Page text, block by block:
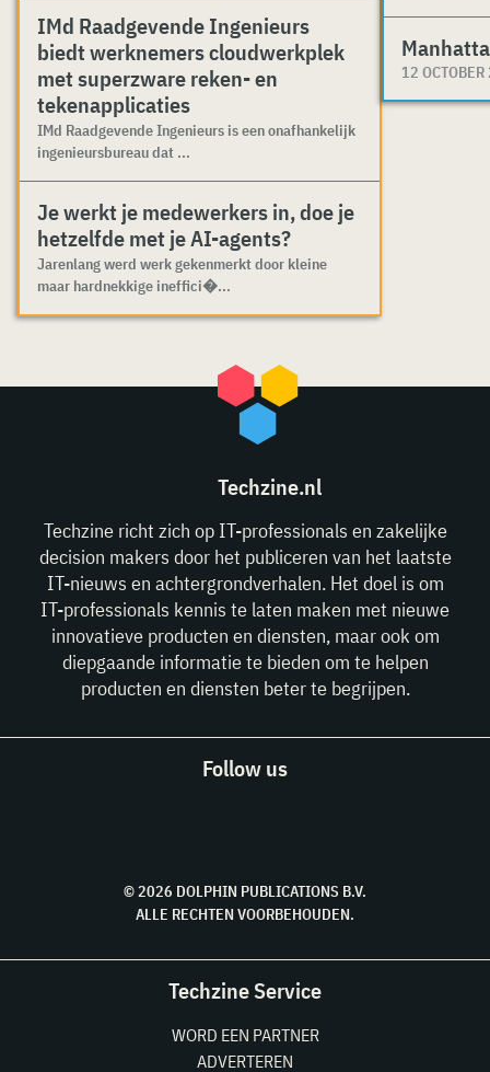
IMd Raadgevende Ingenieurs
biedt werknemers cloudwerkplek
met superzware reken- en
tekenapplicaties
IMd Raadgevende Ingenieurs is een onafhankelijk
ingenieursbureau dat ...
Je werkt je medewerkers in, doe je
hetzelfde met je AI-agents?
Jarenlang werd werk gekenmerkt door kleine
maar hardnekkige ineffici�...
12
Techzine.nl
Techzine richt zich op IT-professionals en zakelijke
decision makers door het publiceren van het laatste
IT-nieuws en achtergrondverhalen. Het doel is om
IT-professionals kennis te laten maken met nieuwe
innovatieve producten en diensten, maar ook om
diepgaande informatie te bieden om te helpen
producten en diensten beter te begrijpen.
Follow us
© 2026 DOLPHIN PUBLICATIONS B.V.
ALLE RECHTEN VOORBEHOUDEN.
Techzine Service
WORD EEN PARTNER
ADVERTEREN